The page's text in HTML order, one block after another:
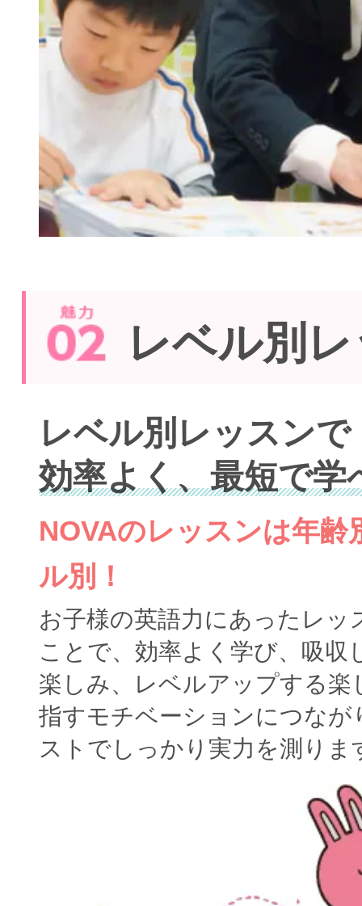
レベル別
レベル別レッスンで
効率よく、最短で学
NOVAのレッスンは年齢
ル別！
お子様の英語力にあったレッ
ことで、効率よく学び、吸収
楽しみ、レベルアップする楽
指すモチベーションにつなが
ストでしっかり実力を測りま